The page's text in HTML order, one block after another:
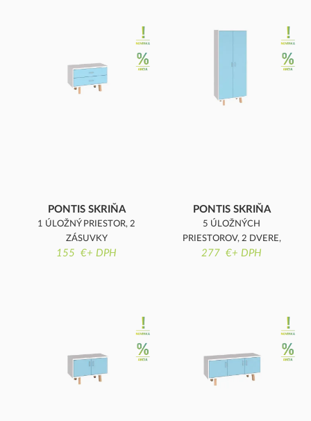
PONTIS SKRIŇA
1 ÚLOŽNÝ PRIESTOR, 2
ZÁSUVKY
155 €+ DPH
PONTIS SKRIŇA
5 ÚLOŽNÝCH
PRIESTOROV, 2 DVERE,
ŠATNÍKOVÁ SKRIŇA
277 €+ DPH